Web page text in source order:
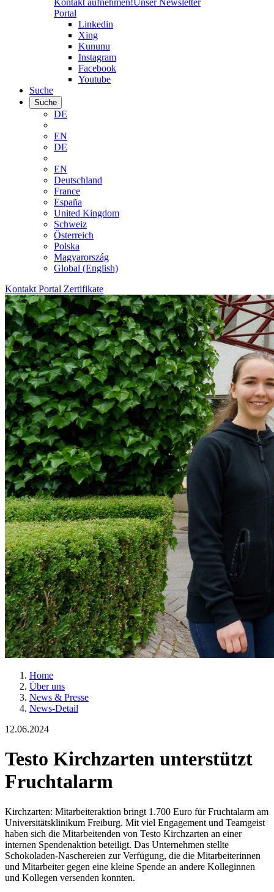
Kontakt aufnehmen!Unser Newsletter
Portal
Linkedin
Xing
Kununu
Instagram
Facebook
Youtube
Suche
Suche
DE
EN
DE
EN
Deutschland
France
España
United Kingdom
Schweiz
Österreich
Polska
Magyarország
Global (English)
Kontakt Portal Zertifikate
Home
Über uns
News & Presse
News-Detail
12.06.2024
Testo Kirchzarten unterstützt
Fruchtalarm
Kirchzarten: Mitarbeiteraktion bringt 1.700 Euro für Fruchtalarm am
Universitätsklinikum Freiburg. Mit viel Engagement und Teamgeist
haben sich die Mitarbeitenden von Testo Kirchzarten an einer
internen Spendenaktion beteiligt. Das Unternehmen stellte
Schokoladen-Naschereien zur Verfügung, die die Mitarbeiterinnen
und Mitarbeiter gegen eine kleine Spende an andere Kolleginnen
und Kollegen versenden konnten.